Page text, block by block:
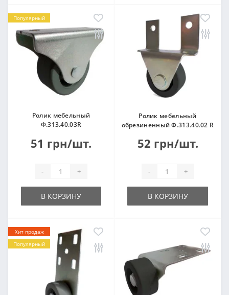
Популярный
Ролик мебельный
Ф.313.40.03R
51 грн/шт.
- +
В КОРЗИНУ
Ролик мебельный
обрезиненный Ф.313.40.02 R
52 грн/шт.
- +
В КОРЗИНУ
Хит продаж
Популярный